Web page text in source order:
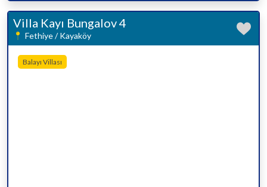
Villa Kayı Bungalov 4
Fethiye / Kayaköy
Balayı Villası